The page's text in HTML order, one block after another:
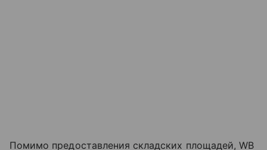
Помимо предоставления складских площадей, WB